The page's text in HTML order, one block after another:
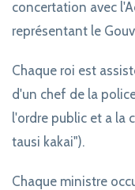
concertation avec
représentant le
Chaque roi est
d'un chef de la
l'ordre public et a la
tausi kakai").
Chaque ministre